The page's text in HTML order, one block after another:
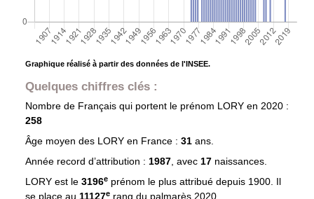
Graphique réalisé à partir des données de l'INSEE.
Quelques chiffres clés :
Nombre de Français qui portent le prénom LORY en 2020 :
258
Âge moyen des LORYen France : 31 ans.
Année record d’attribution : 1987, avec 17 naissances.
LORY est le 3196eprénom le plus attribué depuis 1900. Il
se place au 11127e rang du palmarès 2020.